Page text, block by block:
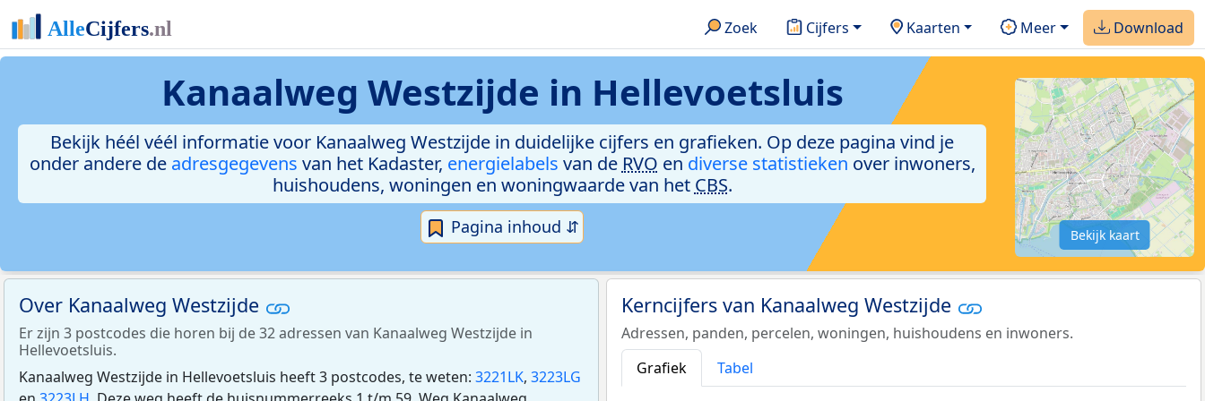
Zoek Cijfers Kaarten Meer Download
Kanaalweg Westzijde in Hellevoetsluis
Bekijk héél véél informatie voor Kanaalweg Westzijde in duidelijke cijfers en grafieken. Op deze pagina vind je
onder andere de adresgegevens van het Kadaster, energielabels van de RVO en diverse statistieken over inwoners,
huishoudens, woningen en woningwaarde van het CBS.
Pagina inhoud ⇵ Bekijk kaart
Over Kanaalweg Westzijde
Er zijn 3 postcodes die horen bij de 32 adressen van Kanaalweg Westzijde in
Hellevoetsluis.
Kanaalweg Westzijde in Hellevoetsluis heeft 3 postcodes, te weten: 3221LK, 3223LG
Kerncijfers van Kanaalweg Westzijde
Adressen, panden, percelen, woningen, huishoudens en inwoners.
Grafiek
Tabel